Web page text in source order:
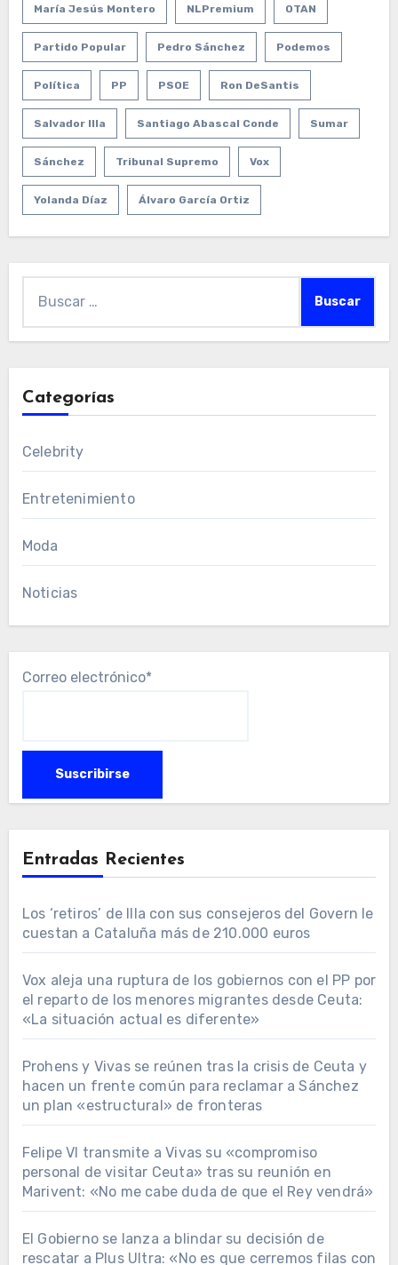
María Jesús Montero NLPremium OTAN
Partido Popular Pedro Sánchez Podemos
Política PP PSOE Ron DeSantis
Salvador Illa Santiago Abascal Conde Sumar
Sánchez Tribunal Supremo Vox
Yolanda Díaz Álvaro García Ortiz
Categorías
Celebrity
Entretenimiento
Moda
Noticias
Correo electrónico*
Entradas Recientes
Los ‘retiros’ de Illa con sus consejeros del Govern le
cuestan a Cataluña más de 210.000 euros
Vox aleja una ruptura de los gobiernos con el PP por
el reparto de los menores migrantes desde Ceuta:
«La situación actual es diferente»
Prohens y Vivas se reúnen tras la crisis de Ceuta y
hacen un frente común para reclamar a Sánchez
un plan «estructural» de fronteras
Felipe VI transmite a Vivas su «compromiso
personal de visitar Ceuta» tras su reunión en
Marivent: «No me cabe duda de que el Rey vendrá»
El Gobierno se lanza a blindar su decisión de
rescatar a Plus Ultra: «No es que cerremos filas con